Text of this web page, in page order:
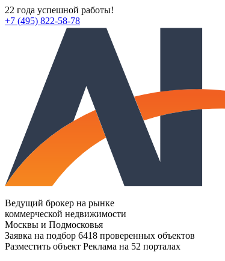
22 года успешной работы!
+7 (495) 822-58-78
Ведущий брокер на рынке
коммерческой недвижимости
Москвы и Подмосковья
Заявка на подбор 6418 проверенных объектов
Разместить объект Реклама на 52 порталах